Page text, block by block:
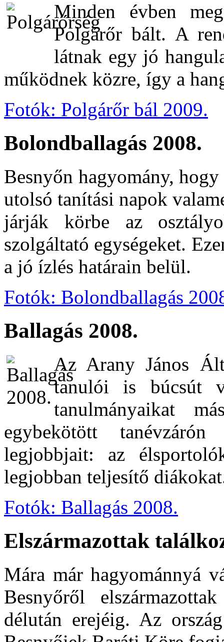
Minden évben
Polgárőr bált. A
látnak egy jó
működnek közre, így a
Fotók: Polgárőr bál 2009.
Bolondballagás 2008.
Besnyőn hagyomány,
utolsó tanítási napok
járják körbe az
szolgáltató egységeket.
a jó ízlés határain belül.
Fotók: Bolondballagás
Ballagás 2008.
Az Arany János
tanulói is búcsút
tanulmányaikat
egybekötött
legjobbjait: az
legjobban teljesítő
Fotók: Ballagás 2008.
Elszármazottak
Mára már hagyománnyá
Besnyőről
délután erejéig. Az